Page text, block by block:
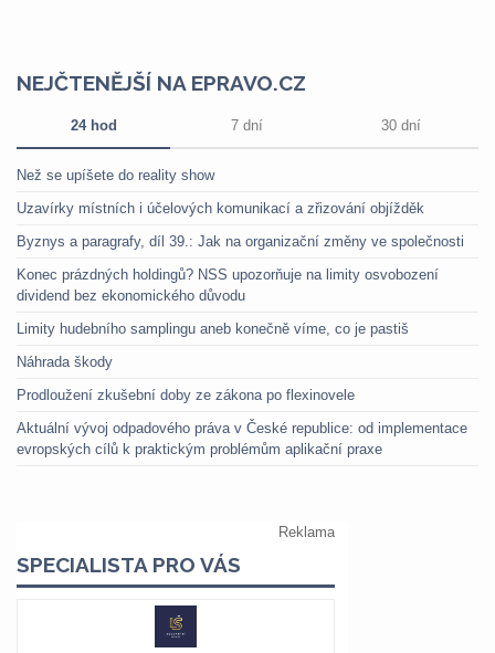
NEJČTENĚJŠÍ NA EPRAVO.CZ
24 hod 7 dní 30 dní
Než se upíšete do reality show
Uzavírky místních i účelových komunikací a zřizování objížděk
Byznys a paragrafy, díl 39.: Jak na organizační změny ve společnosti
Konec prázdných holdingů? NSS upozorňuje na limity osvobození
dividend bez ekonomického důvodu
Limity hudebního samplingu aneb konečně víme, co je pastiš
Náhrada škody
Prodloužení zkušební doby ze zákona po flexinovele
Aktuální vývoj odpadového práva v České republice: od implementace
evropských cílů k praktickým problémům aplikační praxe